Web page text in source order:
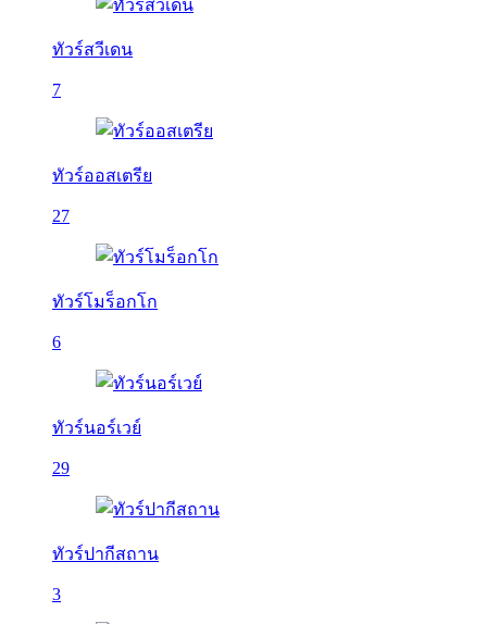
ทัวร์สวีเดน
7
ทัวร์ออสเตรีย
27
ทัวร์โมร็อกโก
6
ทัวร์นอร์เวย์
29
ทัวร์ปากีสถาน
3